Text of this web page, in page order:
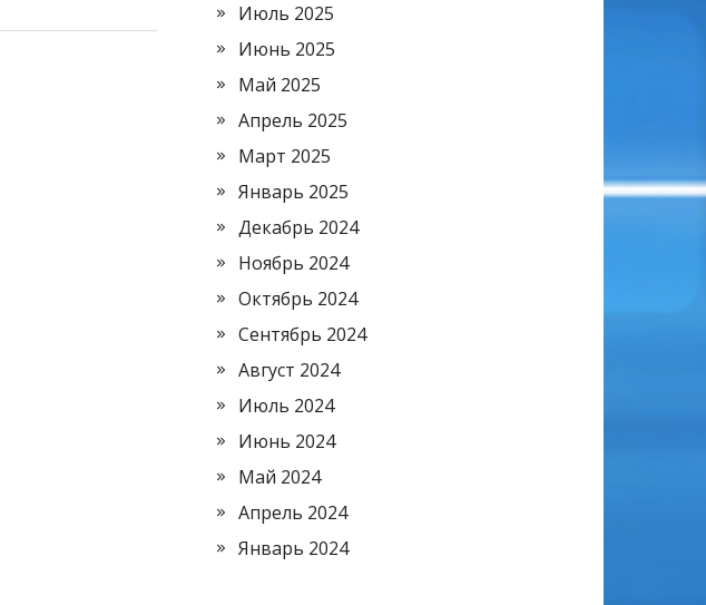
Июль 2025
Июнь 2025
Май 2025
Апрель 2025
Март 2025
Январь 2025
Декабрь 2024
Ноябрь 2024
Октябрь 2024
Сентябрь 2024
Август 2024
Июль 2024
Июнь 2024
Май 2024
Апрель 2024
Январь 2024